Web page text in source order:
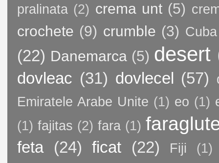
pralinata (2) crema unt (5)
crochete (9) crumble (3) Cuba
(22) Danemarca (5) desert
dovleac (31) dovlecel (57)
Emiratele Arabe Unite (1) eo (1)
(1) fajitas (2) fara (1)
feta (24) ficat (22) Fiji
(1)